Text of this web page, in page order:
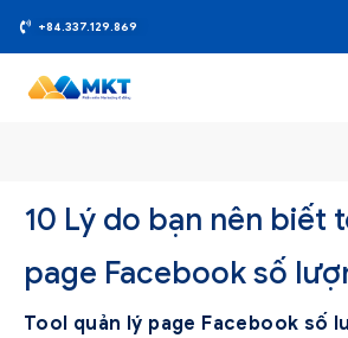
+84.337.129.869
10 Lý do bạn nên biết
page Facebook số
Tool quản lý page Facebook số